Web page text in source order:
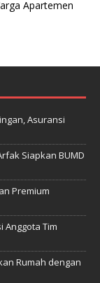
Apartemen
Asuransi
Siapkan BUMD
Premium
Anggota Tim
Rumah dengan